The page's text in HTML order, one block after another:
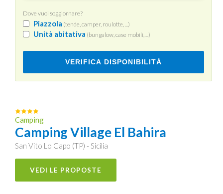
Dove vuoi soggiornare?
Piazzola (tende, camper, roulotte, ...)
Unità abitativa (bungalow, case mobili, ...)
VERIFICA DISPONIBILITÀ
Camping
Camping Village El Bahira
San Vito Lo Capo (TP) - Sicilia
VEDI LE PROPOSTE